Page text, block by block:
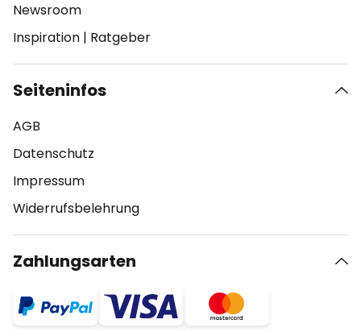
Newsroom
Inspiration | Ratgeber
Seiteninfos
AGB
Datenschutz
Impressum
Widerrufsbelehrung
Zahlungsarten